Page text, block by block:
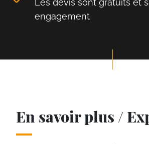
Les devis sont gratuits et
engagement
En savoir plus /